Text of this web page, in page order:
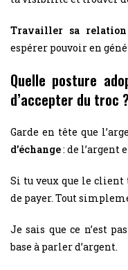
Travailler sa relation
espérer pouvoir en
Quelle posture
d’accepter du troc ?
Garde en tête que
d’échange: de l’argent
Si tu veux que le
de payer. Tout
Je sais que ce n’est
base à parler d’argent.